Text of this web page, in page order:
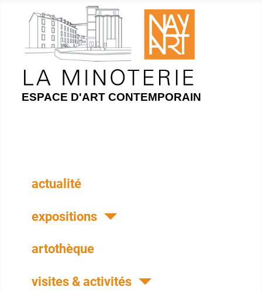
ESPACE D'ART CONTEMPORAIN
actualité
expositions
artothèque
visites & activités